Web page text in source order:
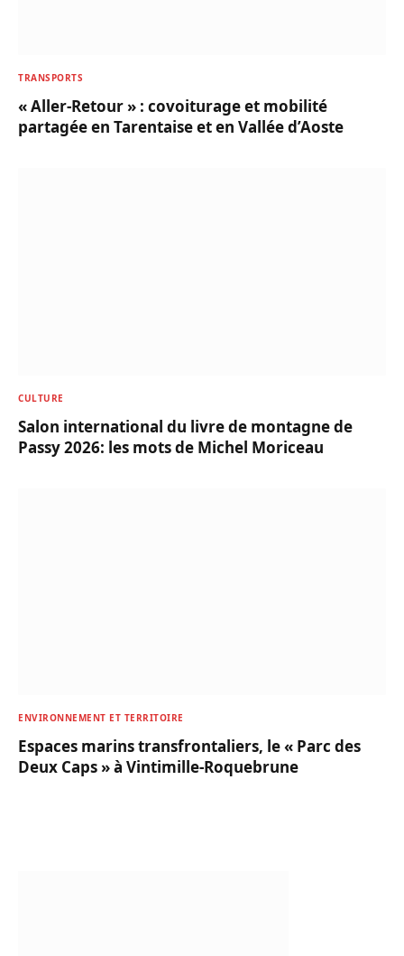
TRANSPORTS
« Aller-Retour » : covoiturage et mobilité
partagée en Tarentaise et en Vallée d’Aoste
CULTURE
Salon international du livre de montagne de
Passy 2026: les mots de Michel Moriceau
ENVIRONNEMENT ET TERRITOIRE
Espaces marins transfrontaliers, le « Parc des
Deux Caps » à Vintimille-Roquebrune